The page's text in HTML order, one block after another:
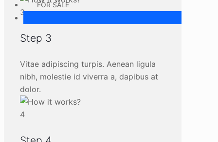
FOR SALE
3
Step 3
Vitae adipiscing turpis. Aenean ligula
nibh, molestie id viverra a, dapibus at
dolor.
4